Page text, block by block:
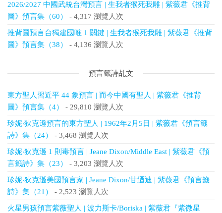
2026/2027 中國武統台灣預言 | 生我者猴死我雕 | 紫薇君《推背
圖》預言集（60）
- 4,317 瀏覽人次
推背圖預言台獨建國唯 1 關鍵 | 生我者猴死我雕 | 紫薇君《推背
圖》預言集（38）
- 4,136 瀏覽人次
預言籤詩乩文
東方聖人習近平 44 象預言 | 而今中國有聖人 | 紫薇君《推背
圖》預言集（4）
- 29,810 瀏覽人次
珍妮‧狄克遜預言的東方聖人 | 1962年2月5日 | 紫薇君《預言籤
詩》集（24）
- 3,468 瀏覽人次
珍妮‧狄克遜 1 則毒預言 | Jeane Dixon/Middle East | 紫薇君《預
言籤詩》集（23）
- 3,203 瀏覽人次
珍妮‧狄克遜美國預言家 | Jeane Dixon/甘迺迪 | 紫薇君《預言籤
詩》集（21）
- 2,523 瀏覽人次
火星男孩預言紫薇聖人 | 波力斯卡/Boriska | 紫薇君『紫微星